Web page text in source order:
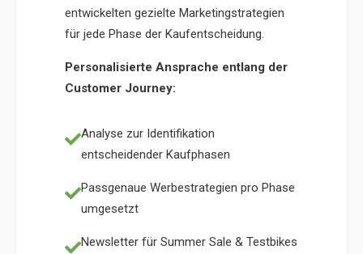
entwickelten gezielte Marketingstrategien
für jede Phase der Kaufentscheidung.
Personalisierte Ansprache entlang der
Customer Journey:
Analyse zur Identifikation
entscheidender Kaufphasen
Passgenaue Werbestrategien pro Phase
umgesetzt
Newsletter für Summer Sale & Testbikes